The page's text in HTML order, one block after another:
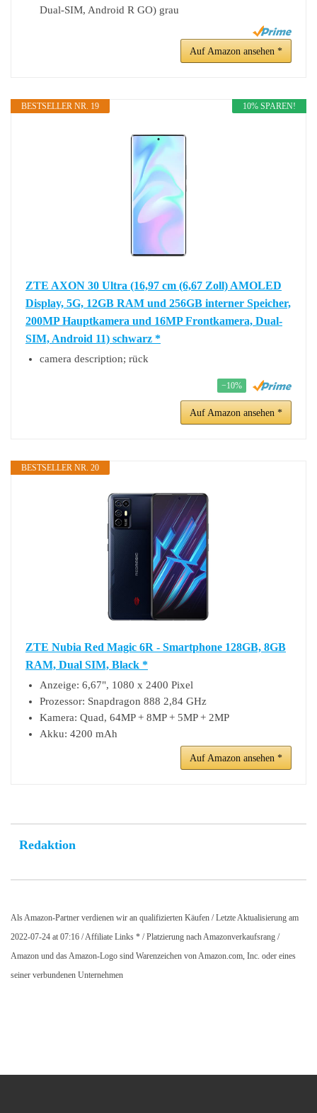
Dual-SIM, Android R GO) grau
Auf Amazon ansehen *
10% SPAREN!
BESTSELLER NR. 19
ZTE AXON 30 Ultra (16,97 cm (6,67 Zoll) AMOLED
Display, 5G, 12GB RAM und 256GB interner Speicher,
200MP Hauptkamera und 16MP Frontkamera, Dual-
SIM, Android 11) schwarz *
camera description; rück
−10%
Auf Amazon ansehen *
BESTSELLER NR. 20
ZTE Nubia Red Magic 6R - Smartphone 128GB, 8GB
RAM, Dual SIM, Black *
Anzeige: 6,67", 1080 x 2400 Pixel
Prozessor: Snapdragon 888 2,84 GHz
Kamera: Quad, 64MP + 8MP + 5MP + 2MP
Akku: 4200 mAh
Auf Amazon ansehen *
Redaktion
Als Amazon-Partner verdienen wir an qualifizierten Käufen / Letzte Aktualisierung am
2022-07-24 at 07:16 / Affiliate Links * / Platzierung nach Amazonverkaufsrang /
Amazon und das Amazon-Logo sind Warenzeichen von Amazon.com, Inc. oder eines
seiner verbundenen Unternehmen